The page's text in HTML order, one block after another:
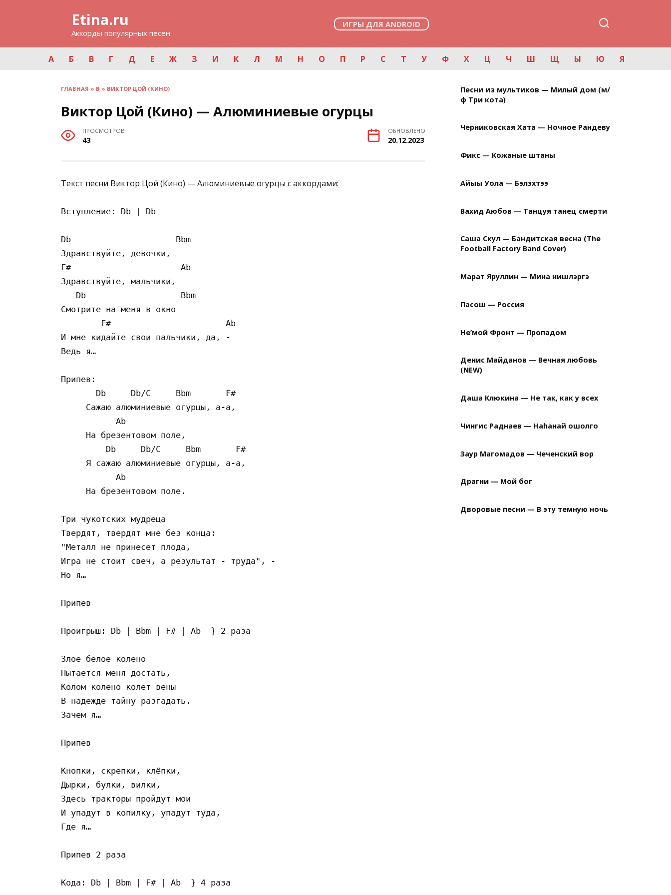
Etina.ru
Аккорды популярных песен
ИГРЫ ДЛЯ ANDROID
А Б В Г Д Е Ж З И К Л М Н О П Р С Т У Ф Х Ц Ч Ш Щ Ы Ю Я
ГЛАВНАЯ » В » ВИКТОР ЦОЙ (КИНО)
Виктор Цой (Кино) — Алюминиевые огурцы
ПРОСМОТРОВ
43
ОБНОВЛЕНО
20.12.2023
Текст песни Виктор Цой (Кино) — Алюминиевые огурцы с аккордами:
Вступление: Db | Db
Db                     Bbm
Здравствуйте, девочки,
F#                      Ab
Здравствуйте, мальчики,
   Db                   Bbm
Смотрите на меня в окно
        F#                       Ab
И мне кидайте свои пальчики, да, -
Ведь я…
Припев:
       Db     Db/C     Bbm       F#
     Сажаю алюминиевые огурцы, а-а,
           Ab
     На брезентовом поле,
         Db     Db/C     Bbm       F#
     Я сажаю алюминиевые огурцы, а-а,
           Ab
     На брезентовом поле.
Три чукотских мудреца
Твердят, твердят мне без конца:
"Металл не принесет плода,
Игра не стоит свеч, а результат - труда", -
Но я…
Припев
Проигрыш: Db | Bbm | F# | Ab  } 2 раза
Злое белое колено
Пытается меня достать,
Колом колено колет вены
В надежде тайну разгадать.
Зачем я…
Припев
Кнопки, скрепки, клёпки,
Дырки, булки, вилки,
Здесь тракторы пройдут мои
И упадут в копилку, упадут туда,
Где я…
Припев 2 раза
Песни из мультиков — Милый дом (м/
ф Три кота)
Черниковская Хата — Ночное Рандеву
Фикс — Кожаные штаны
Айыы Уола — Бэлэхтээ
Вахид Аюбов — Танцуя танец смерти
Саша Скул — Бандитская весна (The
Football Factory Band Cover)
Марат Яруллин — Мина нишлэргэ
Пасош — Россия
Не’мой Фронт — Пропадом
Денис Майданов — Вечная любовь
(NEW)
Даша Клюкина — Не так, как у всех
Чингис Раднаев — Наhанай ошолго
Заур Магомадов — Чеченский вор
Драгни — Мой бог
Дворовые песни — В эту темную ночь